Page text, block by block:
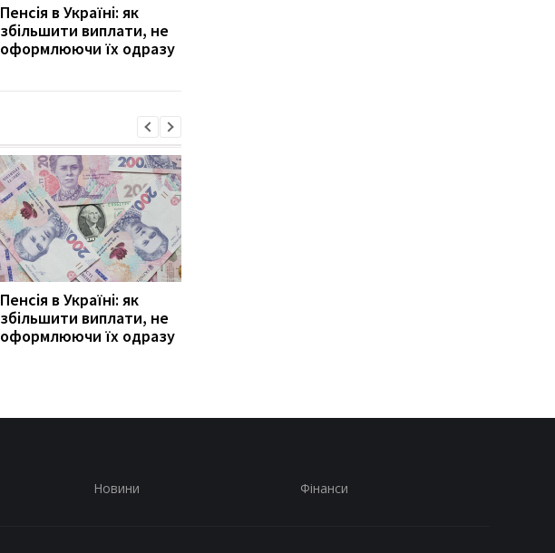
Пенсія в Україні: як
збільшити виплати, не
оформлюючи їх одразу
Пенсія в Україні: як
збільшити виплати, не
оформлюючи їх одразу
Новини Фінанси